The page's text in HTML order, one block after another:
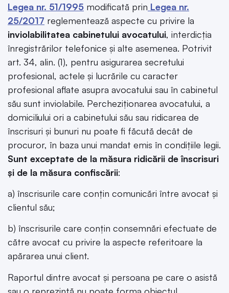
Legea nr. 51/1995 modificată prin Legea nr.
25/2017 reglementează aspecte cu privire la
inviolabilitatea cabinetului avocatului, interdicția
înregistrărilor telefonice și alte asemenea. Potrivit
art. 34, alin. (1), pentru asigurarea secretului
profesional, actele și lucrările cu caracter
profesional aflate asupra avocatului sau în cabinetul
său sunt inviolabile. Percheziționarea avocatului, a
domiciliului ori a cabinetului său sau ridicarea de
înscrisuri și bunuri nu poate fi făcută decât de
procuror, în baza unui mandat emis în condițiile legii.
Sunt exceptate de la măsura ridicării de înscrisuri
și de la măsura confiscării:
a) înscrisurile care conțin comunicări între avocat și
clientul său;
b) înscrisurile care conțin consemnări efectuate de
către avocat cu privire la aspecte referitoare la
apărarea unui client.
Raportul dintre avocat și persoana pe care o asistă